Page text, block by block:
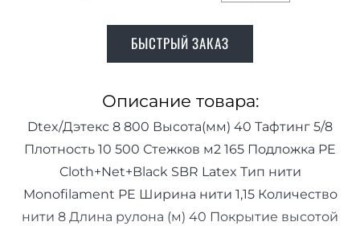
БЫСТРЫЙ ЗАКАЗ
Описание товара:
Dtex/Дэтекс 8 800 Высота(мм) 40 Тафтинг 5/8
Плотность 10 500 Стежков м2 165 Подложка PE
Cloth+Net+Black SBR Latex Тип нити
Monofilament PE Ширина нити 1,15 Количество
нити 8 Длина рулона (м) 40 Покрытие высотой